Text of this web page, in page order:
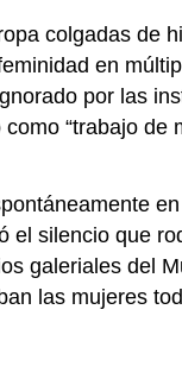
colgadas de
en
por las
“trabajo de
silencio que
galeriales del
las mujeres